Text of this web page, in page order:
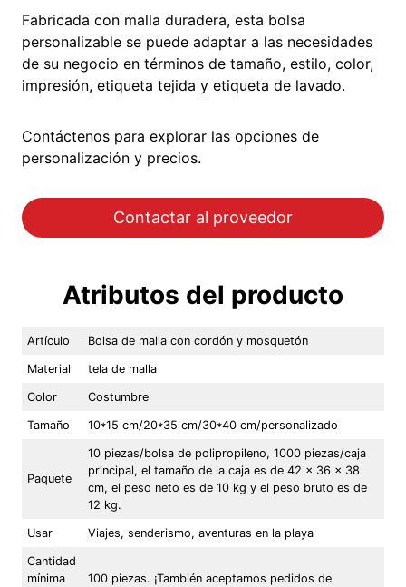
Fabricada con malla duradera, esta bolsa
personalizable se puede adaptar a las necesidades
de su negocio en términos de tamaño, estilo, color,
impresión, etiqueta tejida y etiqueta de lavado.
Contáctenos para explorar las opciones de
personalización y precios.
Contactar al proveedor
Atributos del producto
Artículo Bolsa de malla con cordón y mosquetón
Material tela de malla
Color Costumbre
Tamaño 10*15 cm/20*35 cm/30*40 cm/personalizado
Paquete
10 piezas/bolsa de polipropileno, 1000 piezas/caja
principal, el tamaño de la caja es de 42 x 36 x 38
cm, el peso neto es de 10 kg y el peso bruto es de
12 kg.
Usar Viajes, senderismo, aventuras en la playa
Cantidad
mínima
100 piezas. ¡También aceptamos pedidos de